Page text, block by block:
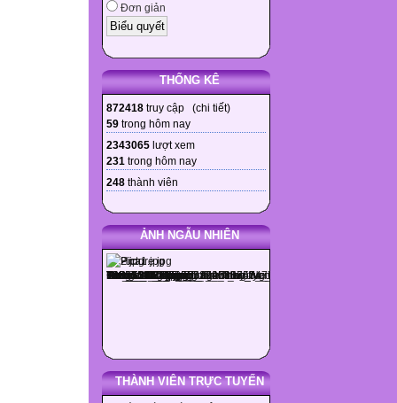
Đơn giản
THỐNG KÊ
872418 truy cập (chi tiết)
59 trong hôm nay
2343065 lượt xem
231 trong hôm nay
248 thành viên
ẢNH NGẪU NHIÊN
THÀNH VIÊN TRỰC TUYẾN